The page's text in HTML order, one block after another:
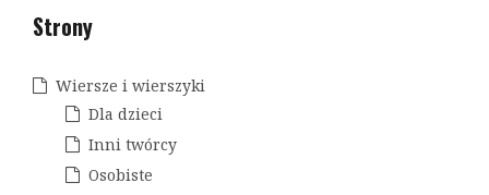
c
i
Strony
Wiersze i wierszyki
Dla dzieci
Inni twórcy
Osobiste